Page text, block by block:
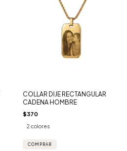
COLLAR DIJE RECTANGULAR
CADENA HOMBRE
$370
2 colores
COMPRAR